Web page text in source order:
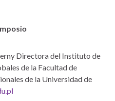
Directora del Instituto de
de la Facultad de
de la Universidad de